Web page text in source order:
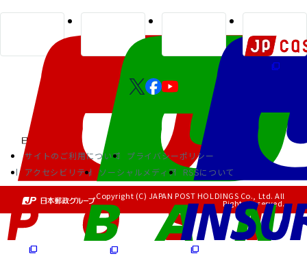
サイトのご利用について
プライバシーポリシー
アクセシビリティ
ソーシャルメディア RSSについて
Copyright (C) JAPAN POST HOLDINGS Co., Ltd. All
Rights Reserved.